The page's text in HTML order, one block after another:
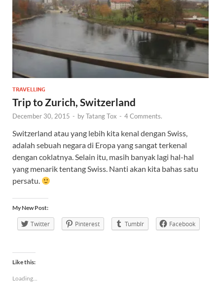
TRAVELLING
Trip to Zurich, Switzerland
December 30, 2015 - byTatang Tox - 4 Comments.
Switzerland atau yang lebih kita kenal dengan Swiss,
adalah sebuah negara di Eropa yang sangat terkenal
dengan coklatnya. Selain itu, masih banyak lagi hal-hal
yang menarik tentang Swiss. Nanti akan kita bahas satu
persatu.
My New Post:
Twitter Pinterest Tumblr Facebook
Like this:
Loading...